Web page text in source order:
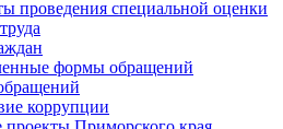
проведения специальной оценки
формы обращений
коррупции